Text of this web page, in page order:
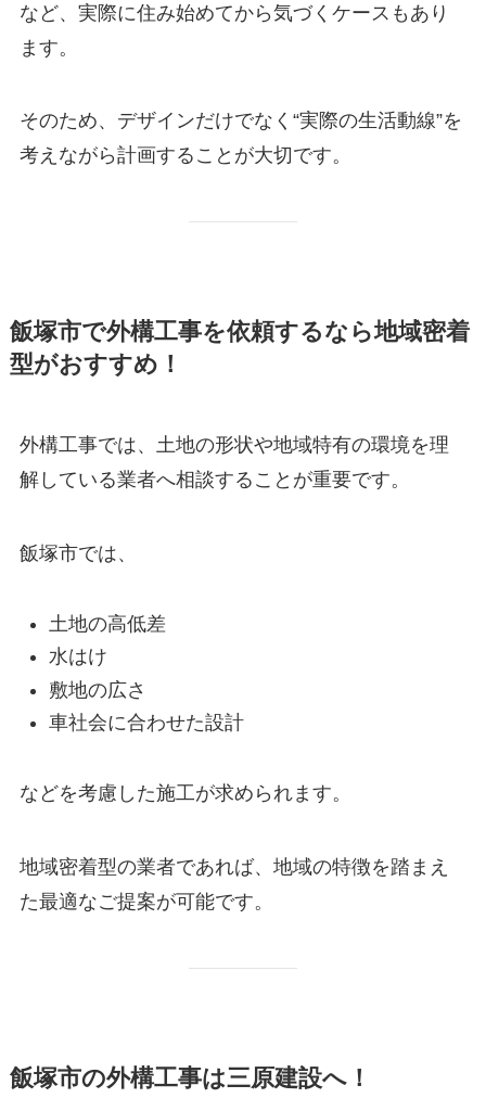
など、実際に住み始めてから気づくケースもあり
ます。
そのため、デザインだけでなく“実際の生活動線”を
考えながら計画することが大切です。
飯塚市で外構工事を依頼するなら地域密着
型がおすすめ！
外構工事では、土地の形状や地域特有の環境を理
解している業者へ相談することが重要です。
飯塚市では、
土地の高低差
水はけ
敷地の広さ
車社会に合わせた設計
などを考慮した施工が求められます。
地域密着型の業者であれば、地域の特徴を踏まえ
た最適なご提案が可能です。
飯塚市の外構工事は三原建設へ！